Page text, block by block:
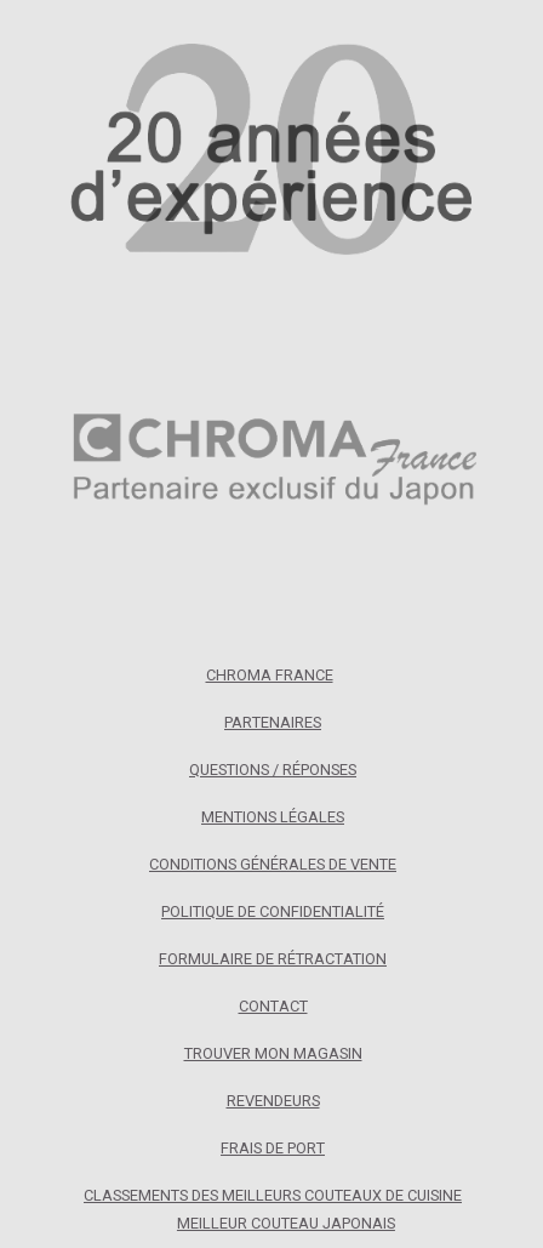
CHROMA FRANCE
PARTENAIRES
QUESTIONS / RÉPONSES
MENTIONS LÉGALES
CONDITIONS GÉNÉRALES DE VENTE
POLITIQUE DE CONFIDENTIALITÉ
FORMULAIRE DE RÉTRACTATION
CONTACT
TROUVER MON MAGASIN
REVENDEURS
FRAIS DE PORT
CLASSEMENTS DES MEILLEURS COUTEAUX DE CUISINE
MEILLEUR COUTEAU JAPONAIS